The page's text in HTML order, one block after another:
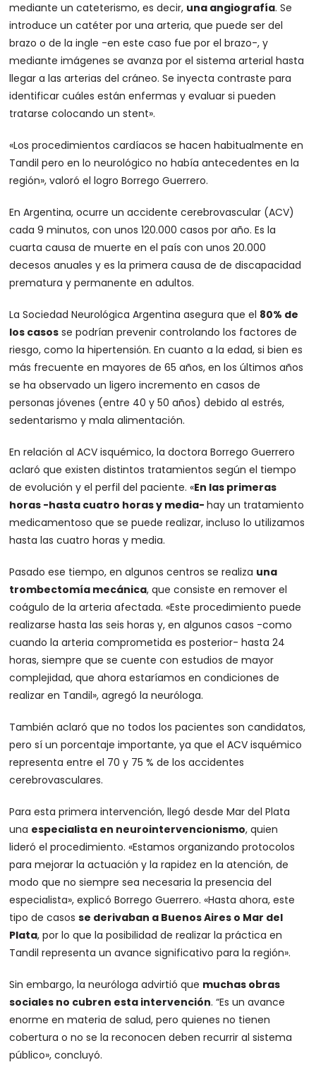
mediante un cateterismo, es decir, una angiografía. Se
introduce un catéter por una arteria, que puede ser del
brazo o de la ingle -en este caso fue por el brazo-, y
mediante imágenes se avanza por el sistema arterial hasta
llegar a las arterias del cráneo. Se inyecta contraste para
identificar cuáles están enfermas y evaluar si pueden
tratarse colocando un stent».
«Los procedimientos cardíacos se hacen habitualmente en
Tandil pero en lo neurológico no había antecedentes en la
región», valoró el logro Borrego Guerrero.
En Argentina, ocurre un accidente cerebrovascular (ACV)
cada 9 minutos, con unos 120.000 casos por año. Es la
cuarta causa de muerte en el país con unos 20.000
decesos anuales y es la primera causa de de discapacidad
prematura y permanente en adultos.
La Sociedad Neurológica Argentina asegura que el 80% de
los casos se podrían prevenir controlando los factores de
riesgo, como la hipertensión. En cuanto a la edad, si bien es
más frecuente en mayores de 65 años, en los últimos años
se ha observado un ligero incremento en casos de
personas jóvenes (entre 40 y 50 años) debido al estrés,
sedentarismo y mala alimentación.
En relación al ACV isquémico, la doctora Borrego Guerrero
aclaró que existen distintos tratamientos según el tiempo
de evolución y el perfil del paciente. «En las primeras
horas -hasta cuatro horas y media-hay un tratamiento
medicamentoso que se puede realizar, incluso lo utilizamos
hasta las cuatro horas y media.
Pasado ese tiempo, en algunos centros se realiza una
trombectomía mecánica, que consiste en remover el
coágulo de la arteria afectada. «Este procedimiento puede
realizarse hasta las seis horas y, en algunos casos -como
cuando la arteria comprometida es posterior- hasta 24
horas, siempre que se cuente con estudios de mayor
complejidad, que ahora estaríamos en condiciones de
realizar en Tandil», agregó la neuróloga.
También aclaró que no todos los pacientes son candidatos,
pero sí un porcentaje importante, ya que el ACV isquémico
representa entre el 70 y 75 % de los accidentes
cerebrovasculares.
Para esta primera intervención, llegó desde Mar del Plata
una especialista en neurointervencionismo, quien
lideró el procedimiento. «Estamos organizando protocolos
para mejorar la actuación y la rapidez en la atención, de
modo que no siempre sea necesaria la presencia del
especialista», explicó Borrego Guerrero. «Hasta ahora, este
tipo de casosse derivaban a Buenos Aires o Mar del
Plata, por lo que la posibilidad de realizar la práctica en
Tandil representa un avance significativo para la región».
Sin embargo, la neuróloga advirtió que muchas obras
sociales no cubren esta intervención. “Es un avance
enorme en materia de salud, pero quienes no tienen
cobertura o no se la reconocen deben recurrir al sistema
público», concluyó.